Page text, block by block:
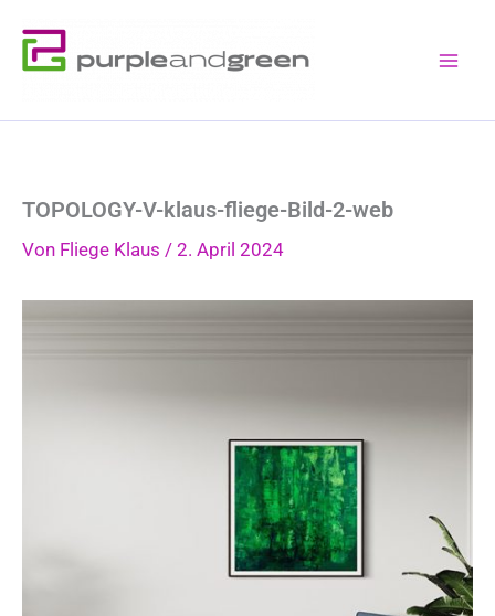
Inhalt
springen
TOPOLOGY-V-klaus-fliege-Bild-2-web
Von Fliege Klaus / 2. April 2024